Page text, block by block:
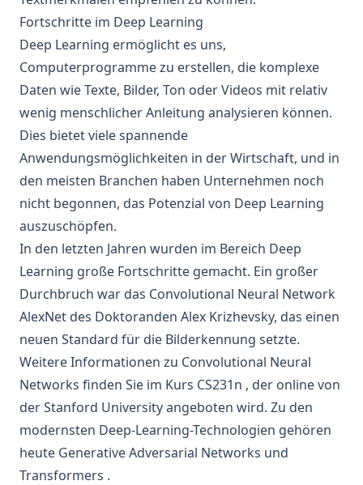
Fortschritte im Deep Learning
Deep Learning ermöglicht es uns,
Computerprogramme zu erstellen, die komplexe
Daten wie Texte, Bilder, Ton oder Videos mit relativ
wenig menschlicher Anleitung analysieren können.
Dies bietet viele spannende
Anwendungsmöglichkeiten in der Wirtschaft, und in
den meisten Branchen haben Unternehmen noch
nicht begonnen, das Potenzial von Deep Learning
auszuschöpfen.
In den letzten Jahren wurden im Bereich Deep
Learning große Fortschritte gemacht. Ein großer
Durchbruch war das Convolutional Neural Network
AlexNet des Doktoranden Alex Krizhevsky, das einen
neuen Standard für die Bilderkennung setzte.
Weitere Informationen zu Convolutional Neural
Networks finden Sie im Kurs CS231n , der online von
der Stanford University angeboten wird. Zu den
modernsten Deep-Learning-Technologien gehören
heute Generative Adversarial Networks und
Transformers .